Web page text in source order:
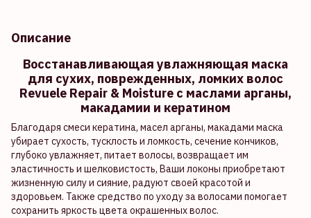
Описание
Восстанавливающая увлажняющая маска
для сухих, поврежденных, ломких волос
Revuele Repair & Moisture с маслами арганы,
макадамии и кератином
Благодаря смеси кератина, масел арганы, макадами маска
убирает сухость, тусклость и ломкость, сечение кончиков,
глубоко увлажняет, питает волосы, возвращает им
эластичность и шелковистость, Ваши локоны приобретают
жизненную силу и сияние, радуют своей красотой и
здоровьем. Также средство по уходу за волосами помогает
сохранить яркость цвета окрашенных волос.